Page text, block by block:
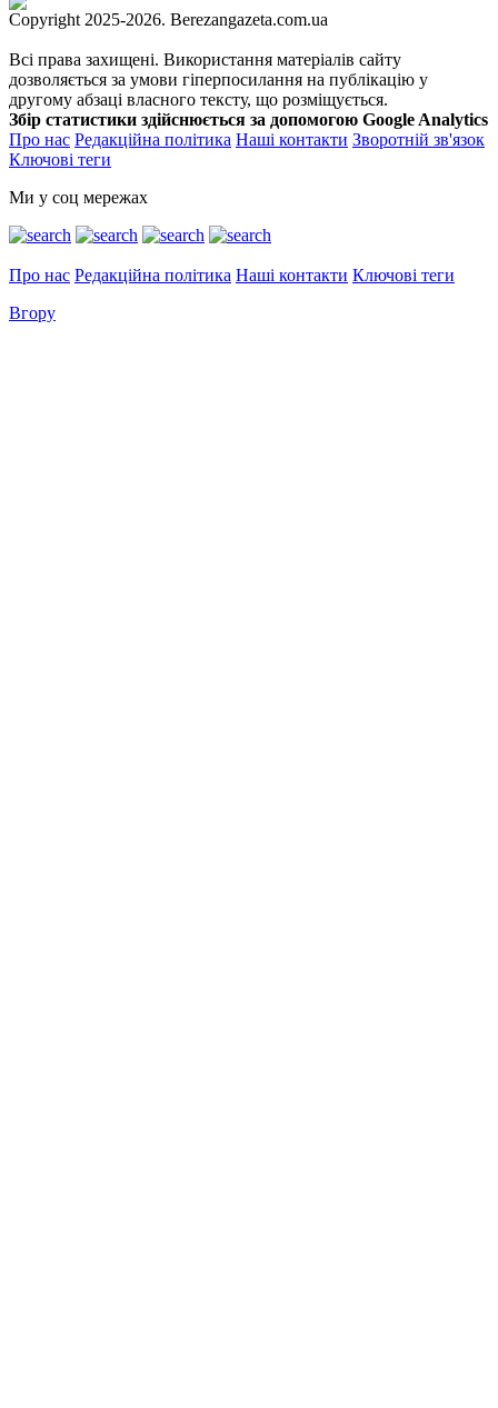
Copyright 2025-2026. Berezangazeta.com.ua
Всі права захищені. Використання матеріалів сайту
дозволяється за умови гіперпосилання на публікацію у
другому абзаці власного тексту, що розміщується.
Збір статистики здійснюється за допомогою Google Analytics
Про нас Редакційна політика Наші контакти Зворотній зв'язок
Ключові теги
Ми у соц мережах
Про нас Редакційна політика Наші контакти Ключові теги
Вгору